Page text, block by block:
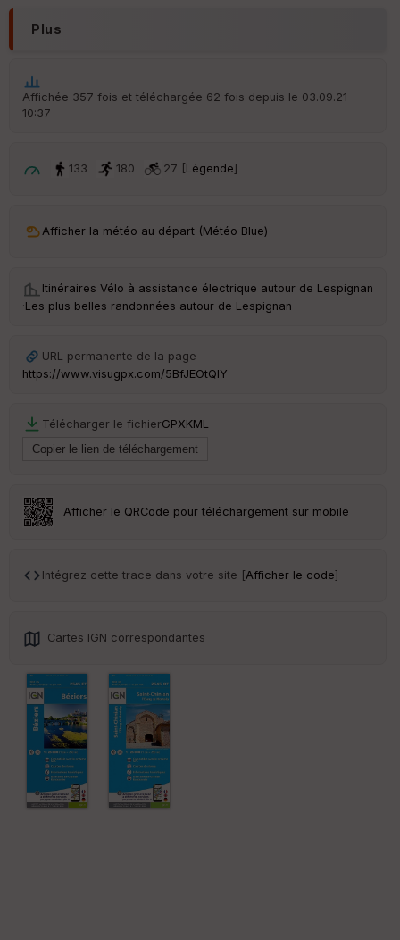
Plus
Affichée 357 fois et téléchargée 62 fois depuis le 03.09.21
10:37
133 180 27 [Légende]
Afficher la météo au départ (Météo Blue)
Itinéraires Vélo à assistance électrique autour de Lespignan
·Les plus belles randonnées autour de Lespignan
URL permanente de la page
https://www.visugpx.com/5BfJEOtQlY
Télécharger le fichierGPXKML
Afficher le QRCode pour téléchargement sur mobile
Intégrez cette trace dans votre site [Afficher le code]
Cartes IGN correspondantes